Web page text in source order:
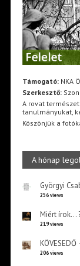
Támogató:NKA
Szerkesztő:
A rovat
tanulmányukat,
Köszönjük a
A hónap
Györgyi
256 views
Miért írok…
219 views
206 views